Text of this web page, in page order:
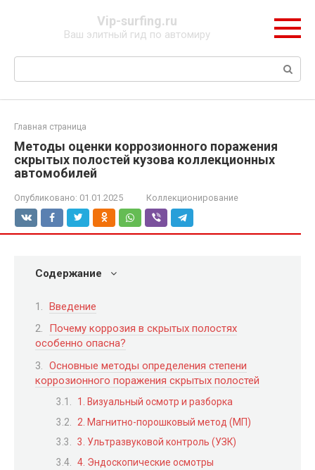
Vip-surfing.ru
Ваш элитный гид по автомиру
Поиск:
Главная страница
Методы оценки коррозионного поражения
скрытых полостей кузова коллекционных
автомобилей
Опубликовано: 01.01.2025 Коллекционирование
Содержание
Введение
Почему коррозия в скрытых полостях
особенно опасна?
Основные методы определения степени
коррозионного поражения скрытых полостей
1. Визуальный осмотр и разборка
2. Магнитно-порошковый метод (МП)
3. Ультразвуковой контроль (УЗК)
4. Эндоскопические осмотры